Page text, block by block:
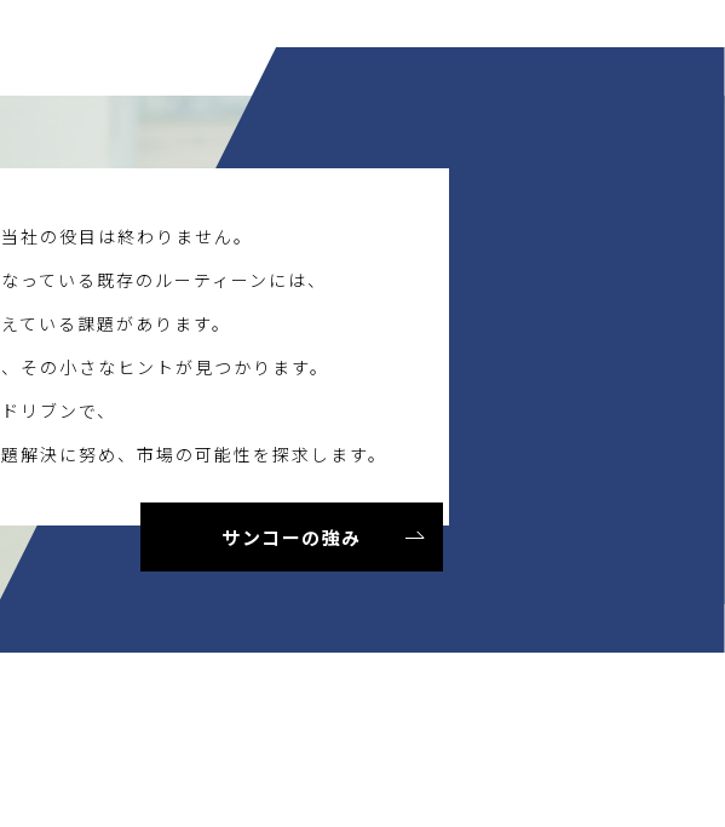
社の役目は終わりません。
っている既存のルーティーンには、
ている課題があります。
その小さなヒントが見つかります。
リブンで、
解決に努め、市場の可能性を探求します。
サンコーの強み